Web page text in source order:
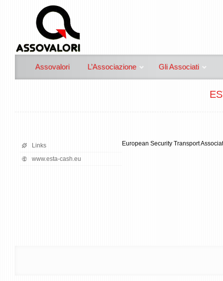
Assovalori L’Associazione Gli Associati
Links
www.esta-cash.eu
European Security Transport